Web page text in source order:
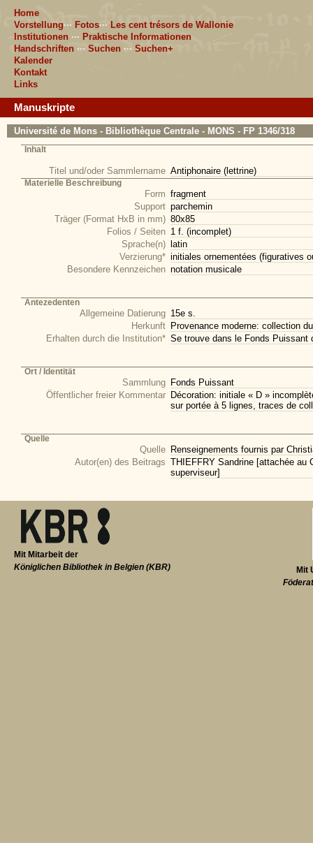
Home
Vorstellung··· Fotos··· Les cent trésors de Wallonie
Institutionen ··· Praktische Informationen
Handschriften ··· Suchen ··· Suchen+
Kalender
Kontakt
Links
Manuskripte
Université de Mons - Bibliothèque Centrale - MONS - FP 1346/318
Inhalt
Titel und/oder Sammlername Antiphonaire (lettrine)
Materielle Beschreibung
Form fragment
Support parchemin
Träger (Format HxB in mm) 80x85
Folios / Seiten 1 f. (incomplet)
Sprache(n)
latin
Verzierung* initiales ornementées (figuratives
Besondere Kennzeichen notation musicale
Antezedenten
Allgemeine Datierung 15e s.
Herkunft Provenance moderne: collection
Erhalten durch die Institution* Se trouve dans le Fonds Puissant
Ort / Identität
Sammlung Fonds Puissant
Öffentlicher freier Kommentar Décoration: initiale « D »
sur portée à 5 lignes, traces de
Quelle
Quelle Renseignements fournis par
Autor(en) des Beitrags THIEFFRY Sandrine [attachée au
superviseur]
Mit
Mit Mitarbeit der
Königlichen Bibliothek in Belgien (KBR)